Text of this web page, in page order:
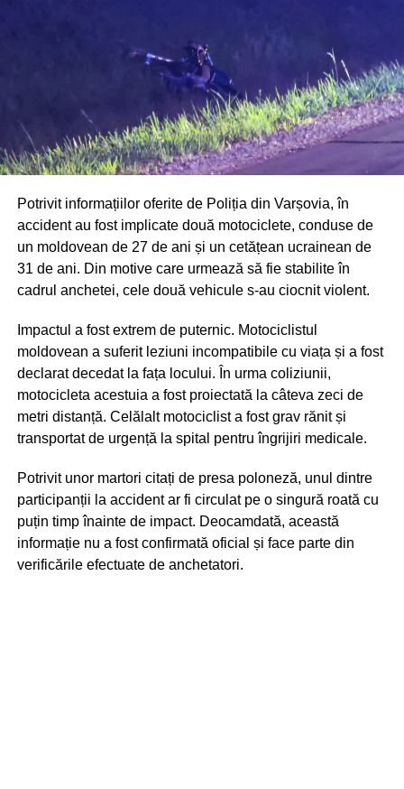
Potrivit informațiilor oferite de Poliția din Varșovia, în
accident au fost implicate două motociclete, conduse de
un moldovean de 27 de ani și un cetățean ucrainean de
31 de ani. Din motive care urmează să fie stabilite în
cadrul anchetei, cele două vehicule s-au ciocnit violent.
Impactul a fost extrem de puternic. Motociclistul
moldovean a suferit leziuni incompatibile cu viața și a fost
declarat decedat la fața locului. În urma coliziunii,
motocicleta acestuia a fost proiectată la câteva zeci de
metri distanță. Celălalt motociclist a fost grav rănit și
transportat de urgență la spital pentru îngrijiri medicale.
Potrivit unor martori citați de presa poloneză, unul dintre
participanții la accident ar fi circulat pe o singură roată cu
puțin timp înainte de impact. Deocamdată, această
informație nu a fost confirmată oficial și face parte din
verificările efectuate de anchetatori.